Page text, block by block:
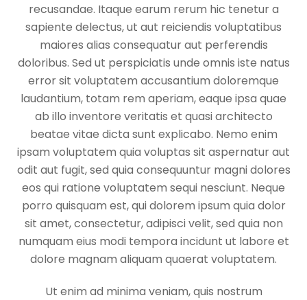
recusandae. Itaque earum rerum hic tenetur a
sapiente delectus, ut aut reiciendis voluptatibus
maiores alias consequatur aut perferendis
doloribus. Sed ut perspiciatis unde omnis iste natus
error sit voluptatem accusantium doloremque
laudantium, totam rem aperiam, eaque ipsa quae
ab illo inventore veritatis et quasi architecto
beatae vitae dicta sunt explicabo. Nemo enim
ipsam voluptatem quia voluptas sit aspernatur aut
odit aut fugit, sed quia consequuntur magni dolores
eos qui ratione voluptatem sequi nesciunt. Neque
porro quisquam est, qui dolorem ipsum quia dolor
sit amet, consectetur, adipisci velit, sed quia non
numquam eius modi tempora incidunt ut labore et
dolore magnam aliquam quaerat voluptatem.
Ut enim ad minima veniam, quis nostrum